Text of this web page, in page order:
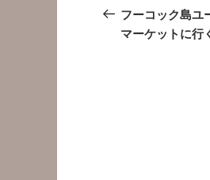
稿
ナ
の
投
フーコック島ユ
マーケットに行